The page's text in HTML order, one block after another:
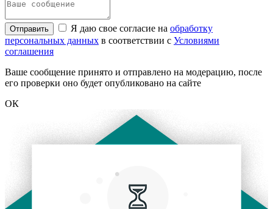
Отправить Я даю свое согласие на обработку
персональных данных в соответствии с Условиями
соглашения
Ваше сообщение принято и отправлено на модерацию, после
его проверки оно будет опубликовано на сайте
ОК